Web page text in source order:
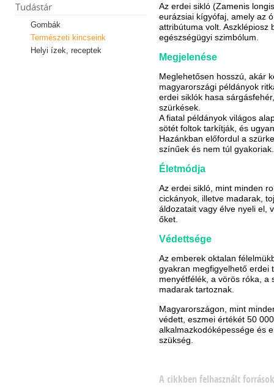
Tudástár
Gombák
Természeti kincseink
Helyi ízek, receptek
Az erdei sikló (Zamenis
eurázsiai kígyófaj, amely az
attribútuma volt. Aszklépiosz
egészségügyi szimbólum.
Megjelenése
Meglehetősen hosszú, akár
magyarországi példányok
erdei siklók hasa
szürkések.
A fiatal példányok világos
sötét foltok tarkítják, és
Hazánkban előfordul a
színűek és nem túl gyakoriak.
Életmódja
Az erdei sikló, mint minden
cickányok, illetve madarak,
áldozatait vagy élve nyeli el,
őket.
Védettsége
Az emberek oktalan
gyakran megfigyelhető erdei
menyétfélék, a vörös róka, a
madarak tartoznak.
Magyarországon, mint
védett, eszmei értékét 50
alkalmazkodóképessége és
szükség.
A cikkben felhasznált források